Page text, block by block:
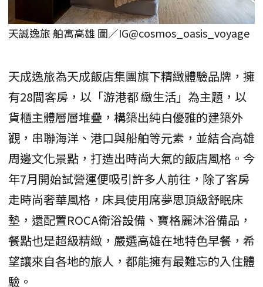
天誠逸旅 舶寓高雄 圖／IG@cosmos_oasis_voyage
天成逸旅為天成飯店集團旗下精緻體驗品牌，擁
有28間客房，以「游港都 緻生活」為主題，以
貨櫃主體層層堆疊，構築出純白優雅的建築外
觀，串聯海洋、港口與船舶等元素，並結合高雄
周邊文化景點，打造出時尚大氣的飯店風格。今
年7月開始試營運便吸引許多人前往，除了客房
走時尚奢華風格，床具使用席夢思頂級舒眠床
墊，還配置ROCA衛浴設備、寶格麗沐浴備品，
餐點也是超級精緻，嚴選高雄在地特色早餐，希
望讓來自各地的旅人，都能擁有最難忘的入住體
驗。